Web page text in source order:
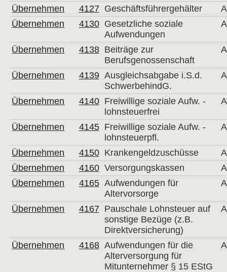
Übernehmen
4127 Geschäftsführergehälter
Übernehmen
4130 Gesetzliche soziale
Aufwendungen
Übernehmen 4138 Beiträge zur
Berufsgenossenschaft
Übernehmen 4139 Ausgleichsabgabe i.S.d.
SchwerbehindG.
Übernehmen 4140 Freiwillige soziale Aufw. -
lohnsteuerfrei
Übernehmen 4145 Freiwillige soziale Aufw. -
lohnsteuerpfl.
Übernehmen 4150 Krankengeldzuschüsse
Übernehmen
4160 Versorgungskassen
Übernehmen
4165 Aufwendungen für
Altervorsorge
Übernehmen 4167 Pauschale Lohnsteuer auf
sonstige Bezüge (z.B.
Direktversicherung)
Übernehmen 4168 Aufwendungen für die
Alterversorgung für
Mitunternehmer § 15 EStG